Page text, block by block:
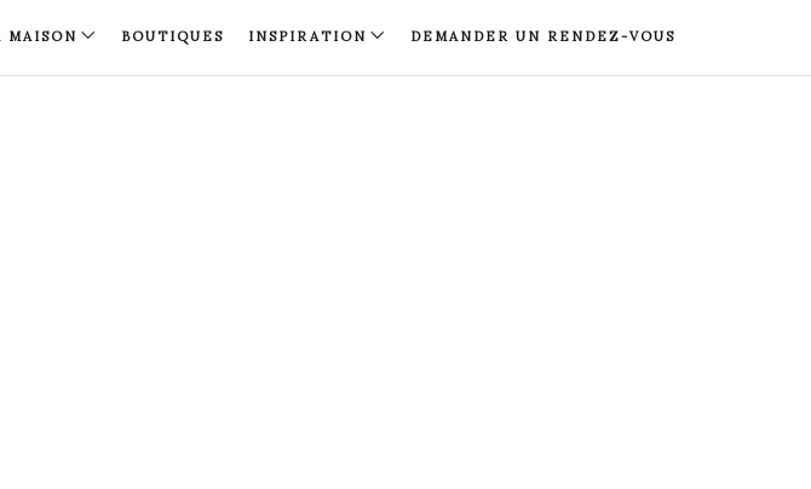
MAISON BOUTIQUES INSPIRATION DEMANDER UN RENDEZ-VOUS